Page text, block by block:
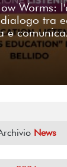
Worms:
tra
e
News